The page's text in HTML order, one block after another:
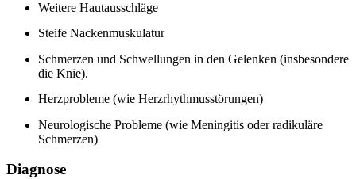
Weitere Hautausschläge
Steife Nackenmuskulatur
Schmerzen und Schwellungen in den Gelenken (insbesondere
die Knie).
Herzprobleme (wie Herzrhythmusstörungen)
Neurologische Probleme (wie Meningitis oder radikuläre
Schmerzen)
Diagnose